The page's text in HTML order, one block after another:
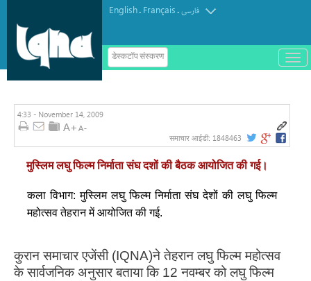
English. Français.فارسی
डेस्कटॉप संस्करण
ب
ا
4:33 - November 14, 2009
समाचार आईडी: 1848463
मुस्लिम लघु फिल्म निर्माता संघ दशों की बैठक आयोजित की गई।
कला विभाग: मुस्लिम लघु फिल्म निर्माता संघ देशों की लघु फिल्म
महोत्सव तेहरान में आयोजित की गई.
कुरान समाचार एजेंसी (IQNA)ने तेहरान लघु फिल्म महोत्सव
के सार्वजनिक अनुसार बताया कि 12 नवम्बर को लघु फिल्म